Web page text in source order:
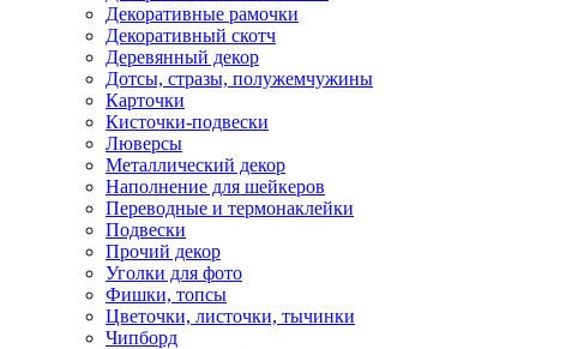
Декоративные рамочки
Декоративный скотч
Деревянный декор
Дотсы, стразы, полужемчужины
Карточки
Кисточки-подвески
Люверсы
Металлический декор
Наполнение для шейкеров
Переводные и термонаклейки
Подвески
Прочий декор
Уголки для фото
Фишки, топсы
Цветочки, листочки, тычинки
Чипборд